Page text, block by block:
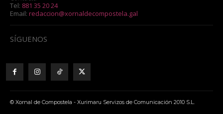
Tel: 881 35 20 24
Email: redaccion@xornaldecompostela.gal
SÍGUENOS
© Xornal de Compostela - Xurimaru Servizos de Comunicación 2010 S.L.